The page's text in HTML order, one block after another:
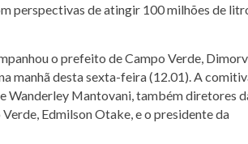
perspectivas de atingir 100 milhões de
o prefeito de Campo Verde,
manhã desta sexta-feira (12.01). A
Wanderley Mantovani, também diretores
Edmilson Otake, e o presidente da